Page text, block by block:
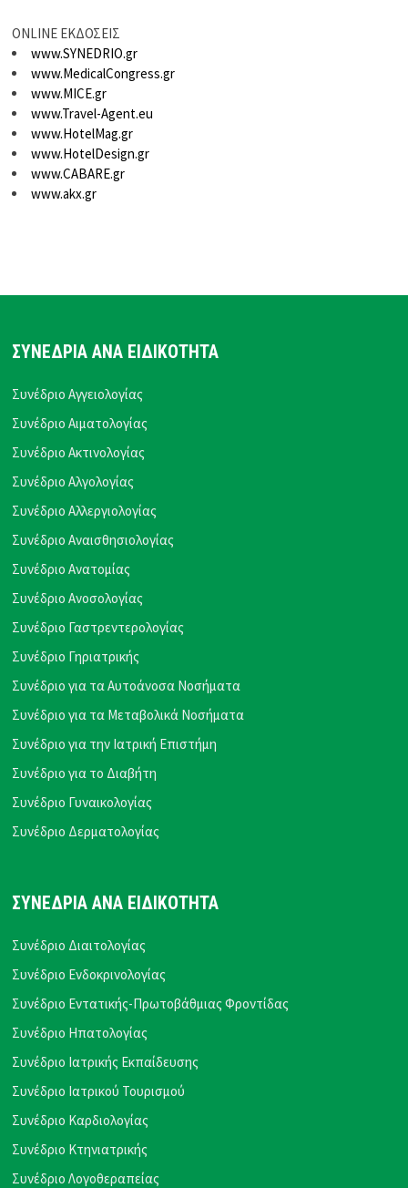
ONLINE ΕΚΔΟΣΕΙΣ
www.SYNEDRIO.gr
www.MedicalCongress.gr
www.MICE.gr
www.Travel-Agent.eu
www.HotelMag.gr
www.HotelDesign.gr
www.CABARE.gr
www.akx.gr
ΣΥΝΕΔΡΙΑ ΑΝΑ ΕΙΔΙΚΟΤΗΤΑ
Συνέδριο Αγγειολογίας
Συνέδριο Αιματολογίας
Συνέδριο Ακτινολογίας
Συνέδριο Αλγολογίας
Συνέδριο Αλλεργιολογίας
Συνέδριο Αναισθησιολογίας
Συνέδριο Ανατομίας
Συνέδριο Ανοσολογίας
Συνέδριο Γαστρεντερολογίας
Συνέδριο Γηριατρικής
Συνέδριο για τα Αυτοάνοσα Νοσήματα
Συνέδριο για τα Μεταβολικά Νοσήματα
Συνέδριο για την Ιατρική Επιστήμη
Συνέδριο για το Διαβήτη
Συνέδριο Γυναικολογίας
Συνέδριο Δερματολογίας
ΣΥΝΕΔΡΙΑ ΑΝΑ ΕΙΔΙΚΟΤΗΤΑ
Συνέδριο Διαιτολογίας
Συνέδριο Ενδοκρινολογίας
Συνέδριο Εντατικής-Πρωτοβάθμιας Φροντίδας
Συνέδριο Ηπατολογίας
Συνέδριο Ιατρικής Εκπαίδευσης
Συνέδριο Ιατρικού Τουρισμού
Συνέδριο Καρδιολογίας
Συνέδριο Κτηνιατρικής
Συνέδριο Λογοθεραπείας